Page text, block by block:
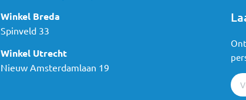
Winkel Breda
Spinveld 33
Winkel Utrecht
Nieuw Amsterdamlaan 19